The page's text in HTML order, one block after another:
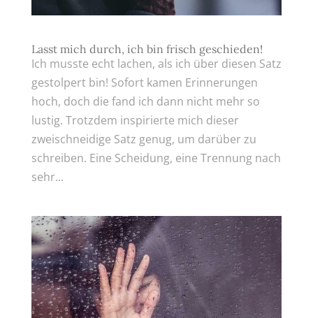
Lasst mich durch, ich bin frisch geschieden!
Ich musste echt lachen, als ich über diesen Satz
gestolpert bin! Sofort kamen Erinnerungen
hoch, doch die fand ich dann nicht mehr so
lustig. Trotzdem inspirierte mich dieser
zweischneidige Satz genug, um darüber zu
schreiben. Eine Scheidung, eine Trennung nach
sehr...